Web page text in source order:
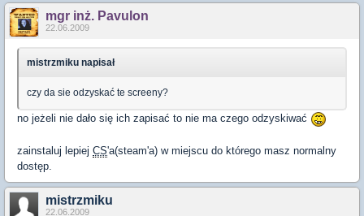
mgr inż. Pavulon
22.06.2009
mistrzmiku napisał
czy da sie odzyskać te screeny?
no jeżeli nie dało się ich zapisać to nie ma czego odzyskiwać
zainstaluj lepiej CS'a(steam'a) w miejscu do którego masz normalny
dostęp.
mistrzmiku
22.06.2009